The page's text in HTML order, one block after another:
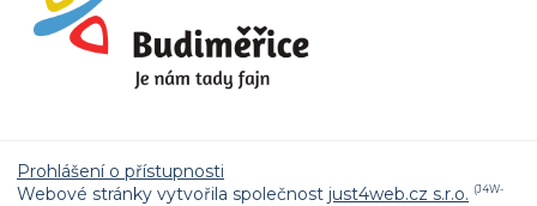
Prohlášení o přístupnosti
Webové stránky vytvořila společnost just4web.cz s.r.o. (J4W-